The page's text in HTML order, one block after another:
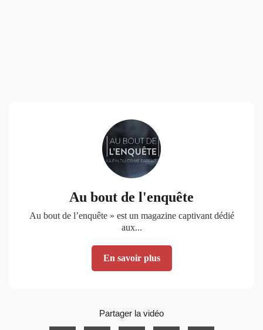
Au bout de l'enquête
Au bout de l’enquête » est un magazine captivant dédié
aux...
En savoir plus
Partager la vidéo